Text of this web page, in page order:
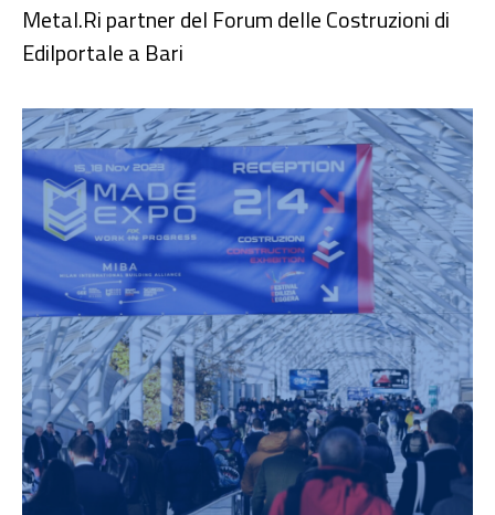
Metal.Ri partner del Forum delle Costruzioni di
Edilportale a Bari